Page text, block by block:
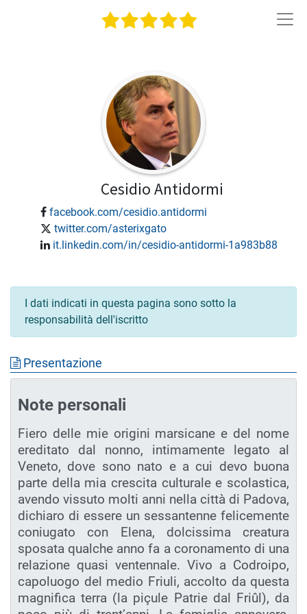
Cesidio Antidormi
facebook.com/cesidio.antidormi
twitter.com/asterixgato
it.linkedin.com/in/cesidio-antidormi-1a983b88
I dati indicati in questa pagina sono sotto la
responsabilità dell'iscritto
Presentazione
Note personali
Fiero delle mie origini marsicane e del nome
ereditato dal nonno, intimamente legato al
Veneto, dove sono nato e a cui devo buona
parte della mia crescita culturale e scolastica,
avendo vissuto molti anni nella città di Padova,
dichiaro di essere un sessantenne felicemente
coniugato con Elena, dolcissima creatura
sposata qualche anno fa a coronamento di una
relazione quasi ventennale. Vivo a Codroipo,
capoluogo del medio Friuli, accolto da questa
magnifica terra (la piçule Patrie dal Friûl), da